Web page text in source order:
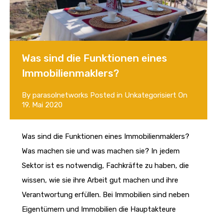
Was sind die Funktionen eines
Immobilienmaklers?
By parasolnetworks Posted in Unkategorisiert On
19. Mai 2020
Was sind die Funktionen eines Immobilienmaklers?
Was machen sie und was machen sie? In jedem
Sektor ist es notwendig, Fachkräfte zu haben, die
wissen, wie sie ihre Arbeit gut machen und ihre
Verantwortung erfüllen. Bei Immobilien sind neben
Eigentümern und Immobilien die Hauptakteure